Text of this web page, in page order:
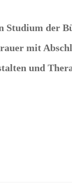
Studium der
mit
und